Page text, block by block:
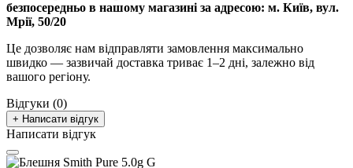
безпосередньо в нашому магазині за адресою: м. Київ, вул.
Мрії, 50/20
Це дозволяє нам відправляти замовлення максимально
швидко — зазвичай доставка триває 1–2 дні, залежно від
вашого регіону.
Відгуки (0)
+ Написати відгук
Написати відгук